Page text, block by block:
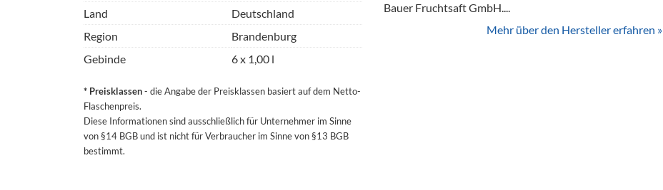
Land
Deutschland
Region
Brandenburg
Gebinde
6 x 1,00 l
* Preisklassen- die Angabe der Preisklassen basiert auf dem Netto-
Flaschenpreis.
Diese Informationen sind ausschließlich für Unternehmer im Sinne
von §14 BGB und ist nicht für Verbraucher im Sinne von §13 BGB
bestimmt.
Bauer Fruchtsaft GmbH....
Mehr über den Hersteller erfahren »